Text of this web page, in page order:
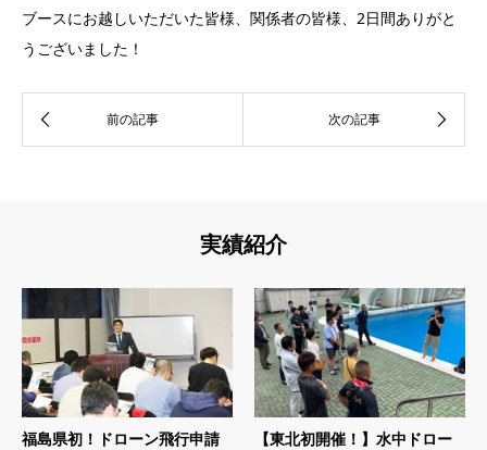
ブースにお越しいただいた皆様、関係者の皆様、2日間ありがと
うございました！
実績紹介
福島県初！ドローン飛行申請
【東北初開催！】水中ドロー